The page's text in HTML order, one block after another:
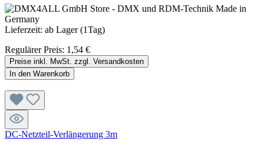
Lieferzeit: ab Lager (1Tag)
Regulärer Preis: 1,54 €
Preise inkl. MwSt. zzgl. Versandkosten
In den Warenkorb
DC-Netzteil-Verlängerung 3m